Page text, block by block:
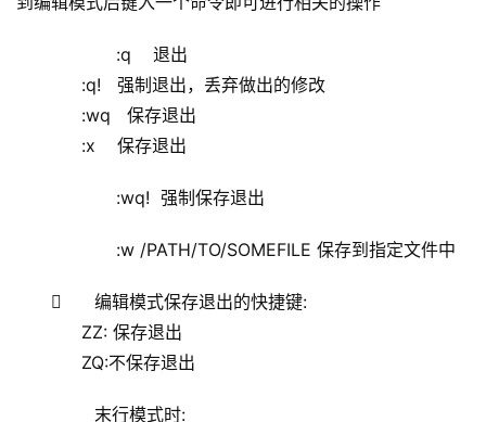
:q    退出
:q!   强制退出，丢弃做出的修改
:wq   保存退出
:x    保存退出
:wq!  强制保存退出
:w /PATH/TO/SOMEFILE 保存到指定文件中
      编辑模式保存退出的快捷键:
ZZ: 保存退出
ZQ:不保存退出
末行模式时: